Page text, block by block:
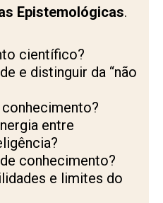
Epistemológicas.
científico?
e distinguir da “não
entre
conhecimento?
e limites do